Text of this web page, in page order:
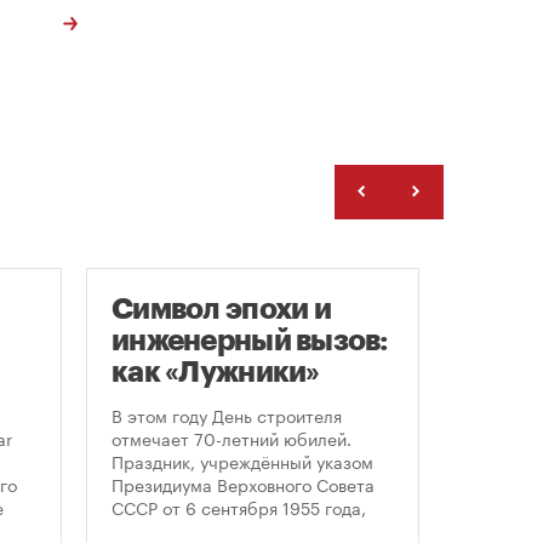
Символ эпохи и
инженерный вызов:
как «Лужники»
стали символом
Дня строителя
В этом году День строителя
отмечает 70-летний юбилей.
Праздник, учреждённый указом
Президиума Верховного Совета
СССР от 6 сентября 1955 года,